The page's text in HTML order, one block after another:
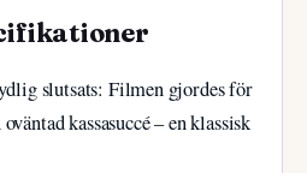
slutsats: Filmen gjordes för
kassasuccé – en klassisk